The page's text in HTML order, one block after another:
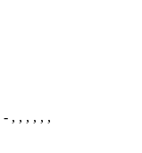
- , , , , , ,